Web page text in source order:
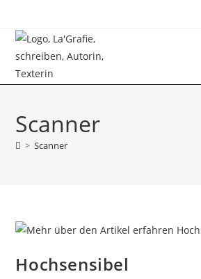
Scanner
> Scanner
Hochsensibel